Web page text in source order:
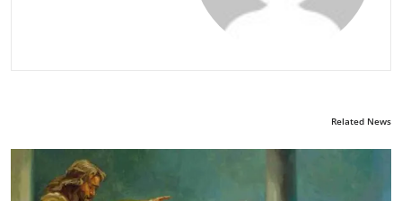
Related News